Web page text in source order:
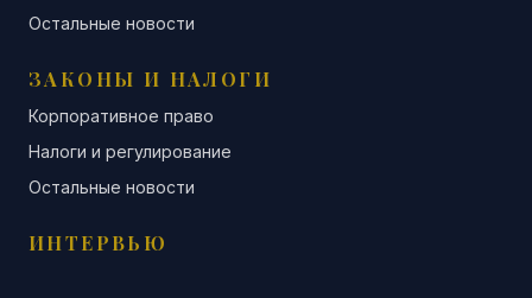
Остальные новости
ЗАКОНЫ И НАЛОГИ
Корпоративное право
Налоги и регулирование
Остальные новости
ИНТЕРВЬЮ